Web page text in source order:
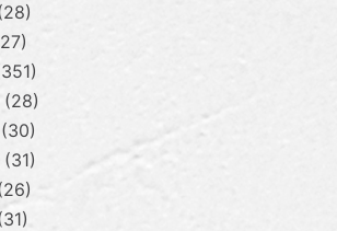
28
27
351
28
30
31
26
31